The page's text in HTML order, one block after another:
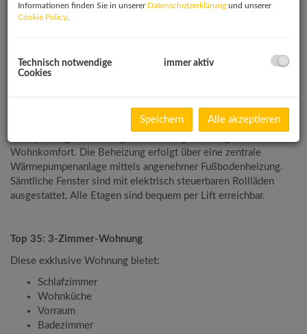
Beschreibung
Alle Wohnungen überzeugen durch eine durchdachte
Wohnkomfort. Die Beheizung erfolgt über eine zentrale
Wärmepumpenanlage mittels angenehmer Fußbodenheizung.
Sämtliche Fenster sind mit elektrisch steuerbaren Rollläden
ausgestattet. Alle Etagen sind bequem per Lift erreichbar.
Top 35: 3-Zimmer-Wohnung
Diese exklusive Wohnung bietet:
Schlafzimmer
Wohnküche
Vorraum
Badezimmer
Informationen finden Sie in unserer Datenschutzerklärung und unserer
Cookie Policy
Technisch notwendige
Cookies
immer aktiv
Speichern Alle akzeptieren